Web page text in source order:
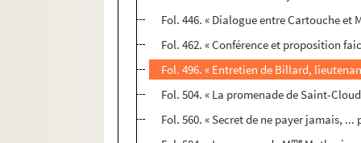
Fol. 446. « Dialogue entre Cartouche et
Fol. 462. « Conférence et proposition
Fol. 496. « Entretien de Billard,
Fol. 504. « La promenade de Saint-
Fol. 560. « Secret de ne payer jamais,